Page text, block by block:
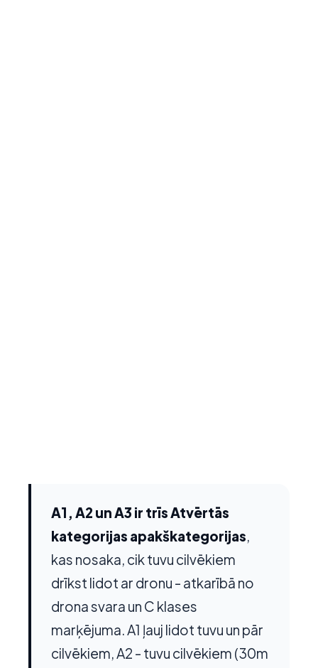
A1, A2 un A3 ir trīs Atvērtās
kategorijas apakškategorijas,
kas nosaka, cik tuvu cilvēkiem
drīkst lidot ar dronu - atkarībā no
drona svara un C klases
marķējuma. A1 ļauj lidot tuvu un pār
cilvēkiem, A2 - tuvu cilvēkiem (30m